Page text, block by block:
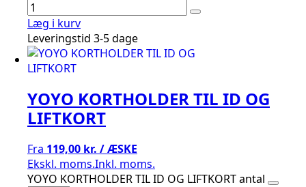
Læg i kurv
Leveringstid 3-5 dage
YOYO KORTHOLDER TIL ID OG
LIFTKORT
Fra 119,00 kr. / ÆSKE
Ekskl. moms.Inkl. moms.
YOYO KORTHOLDER TIL ID OG LIFTKORT antal